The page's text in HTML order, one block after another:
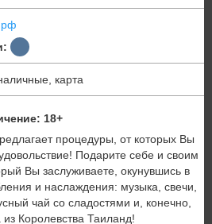
карта
18+
процедуры, от которых Вы
Подарите себе и своим
Вы заслуживаете, окунувшись в
и наслаждения: музыка, свечи,
чай со сладостями и, конечно,
Королевства Таиланд!